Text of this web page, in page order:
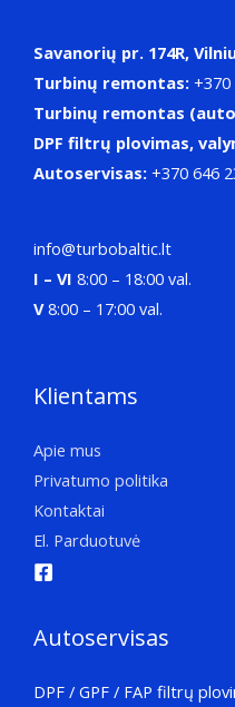
Savanorių pr. 174R,
Turbinų remontas: +370
Turbinų remontas
DPF filtrų plovimas,
Autoservisas: +370 646
info@turbobaltic.lt
I – VI 8:00 – 18:00 val.
V8:00 – 17:00 val.
Klientams
Apie mus
Privatumo politika
Kontaktai
El. Parduotuvė
Autoservisas
DPF / GPF / FAP filtrų